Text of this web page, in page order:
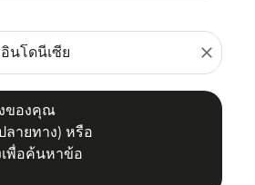
close
ของคุณ
ายทาง) หรือ
พื่อค้นหาข้อ